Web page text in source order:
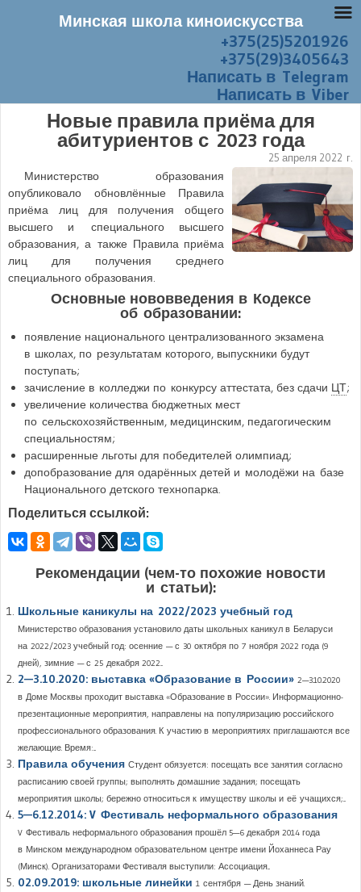
+375(25)5201926
+375(29)3405643
Написать в Telegram
Написать в Viber
Новые правила приёма для
абитуриентов с 2023 года
25 апреля 2022 г.
Министерство образования
опубликовало обновлённые Правила
приёма лиц для получения общего
высшего и специального высшего
образования, а также Правила приёма
лиц для получения среднего
специального образования.
Основные нововведения в Кодексе
об образовании:
появление национального централизованного экзамена
в школах, по результатам которого, выпускники будут
поступать;
зачисление в колледжи по конкурсу аттестата, без сдачи ЦТ;
увеличение количества бюджетных мест
по сельскохозяйственным, медицинским, педагогическим
специальностям;
расширенные льготы для победителей олимпиад;
допобразование для одарённых детей и молодёжи на базе
Национального детского технопарка.
Поделиться ссылкой:
Рекомендации (чем-то похожие новости
и статьи):
Школьные каникулы на 2022/2023 учебный год
Министерство образования установило даты школьных каникул в Беларуси
на 2022/2023 учебный год: осенние — с 30 октября по 7 ноября 2022 года (9
дней), зимние — с 25 декабря 2022...
2—3.10.2020: выставка «Образование в России» 2—3.10.2020
в Доме Москвы проходит выставка «Образование в России». Информационно-
презентационные мероприятия, направлены на популяризацию российского
профессионального образования. К участию в мероприятиях приглашаются все
желающие. Время:...
Правила обучения Студент обязуется: посещать все занятия согласно
расписанию своей группы; выполнять домашние задания; посещать
мероприятия школы; бережно относиться к имуществу школы и её учащихся;...
5—6.12.2014: V Фестиваль неформального образования
V Фестиваль неформального образования прошёл 5—6 декабря 2014 года
в Минском международном образовательном центре имени Йоханнеса Рау
(Минск). Организаторами Фестиваля выступили: Ассоциация...
02.09.2019: школьные линейки 1 сентября — День знаний.
Минская школа киноискусства